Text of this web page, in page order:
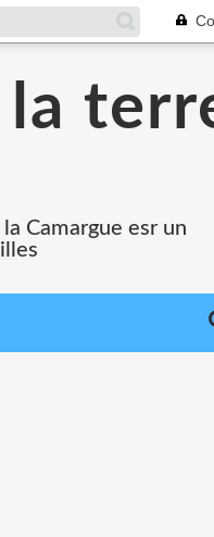
Camargue esr un